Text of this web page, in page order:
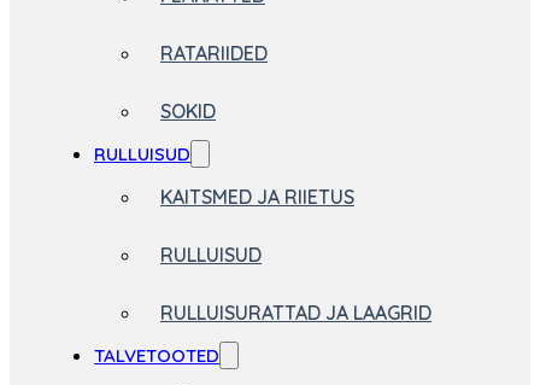
RATARIIDED
SOKID
RULLUISUD
KAITSMED JA RIIETUS
RULLUISUD
RULLUISURATTAD JA LAAGRID
TALVETOOTED